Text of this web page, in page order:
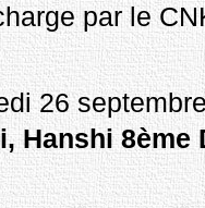
par le
26
Hanshi 8ème